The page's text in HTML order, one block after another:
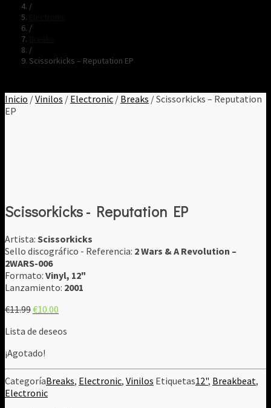
/
/
/
Scissorkicks – Reputation EP
Inicio /Vinilos / Electronic / Breaks / Scissorkicks – Reputation
EP
Scissorkicks - Reputation EP
Artista: Scissorkicks
Sello discográfico - Referencia: 2 Wars & A Revolution ‎–
2WARS-006
Formato: Vinyl, 12"
Lanzamiento: 2001
€11.99El
original
€11.99.
€10.00
actual
Lista de deseos
¡Agotado!
CategoríaBreaks, Electronic, Vinilos Etiquetas12", Breakbeat,
Electronic